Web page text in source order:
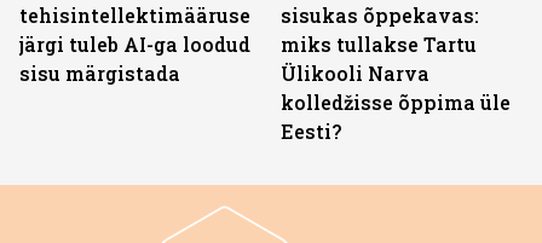
tehisintellektimääruse
järgi tuleb AI-ga loodud
sisu märgistada
sisukas õppekavas:
miks tullakse Tartu
Ülikooli Narva
kolledžisse õppima üle
Eesti?